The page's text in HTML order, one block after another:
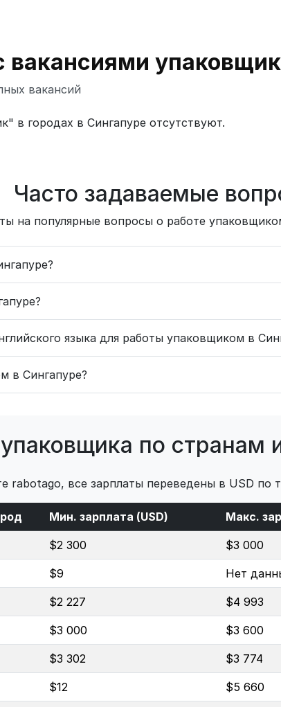
вакансиями упаковщик
вакансий
в городах в Сингапуре отсутствуют.
Часто задаваемые
на популярные вопросы о работе
языка для работы упаковщиком в
в Сингапуре?
по странам
rabotago, все зарплаты переведены в USD по
Мин. зарплата (USD) Макс.
$2 300 $3 000
$9 Нет
$2 227 $4 993
$3 000 $3 600
$3 302 $3 774
$12 $5 660